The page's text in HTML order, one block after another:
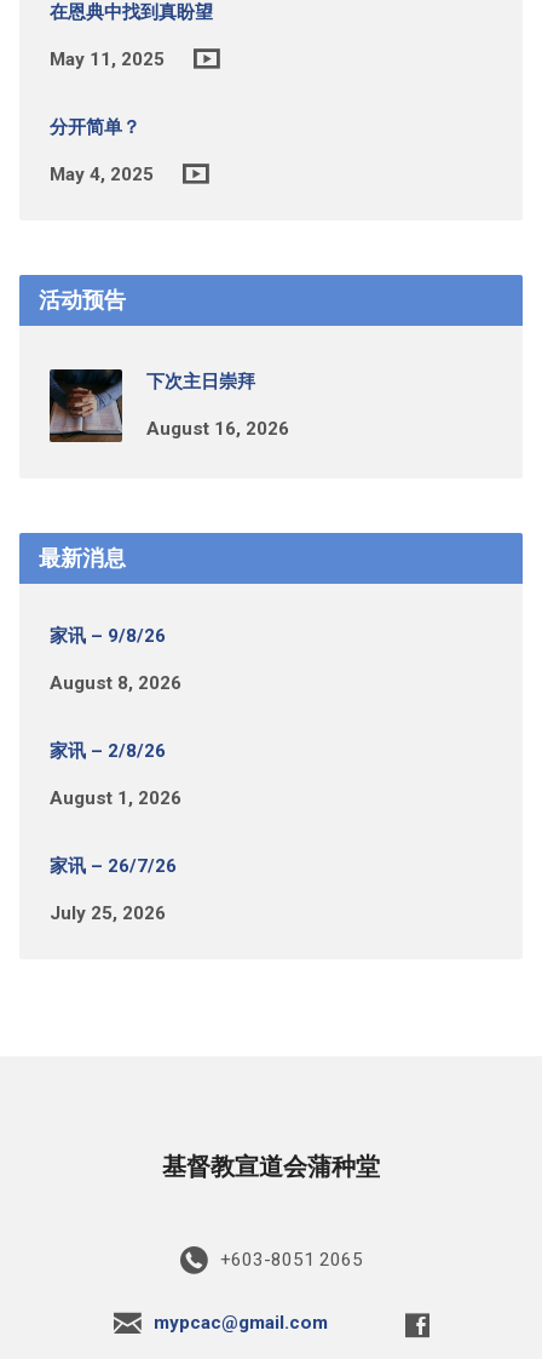
在恩典中找到真盼望
May 11, 2025
分开简单？
May 4, 2025
活动预告
下次主日崇拜
August 16, 2026
最新消息
家讯 – 9/8/26
August 8, 2026
家讯 – 2/8/26
August 1, 2026
家讯 – 26/7/26
July 25, 2026
基督教宣道会蒲种堂
+603-8051 2065
mypcac@gmail.com